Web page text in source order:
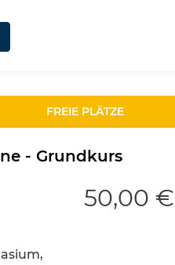
FREIE PLÄTZE
- Grundkurs
50,00 €